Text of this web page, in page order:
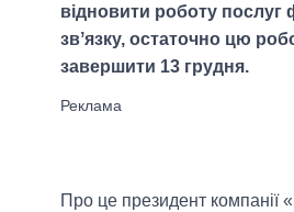
відновити роботу послуг
звʼязку, остаточно цю
завершити 13 грудня.
Про це президент компанії